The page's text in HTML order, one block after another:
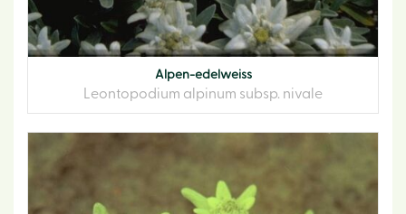
Alpen-edelweiss
Leontopodium alpinum subsp. nivale